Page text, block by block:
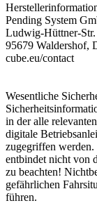
Pending System
Ludwig-Hüttner-
95679 Waldershof,
cube.eu/contact
Wesentliche
in der alle
digitale
zugegriffen werden.
entbindet nicht von
zu beachten!
gefährlichen
führen.